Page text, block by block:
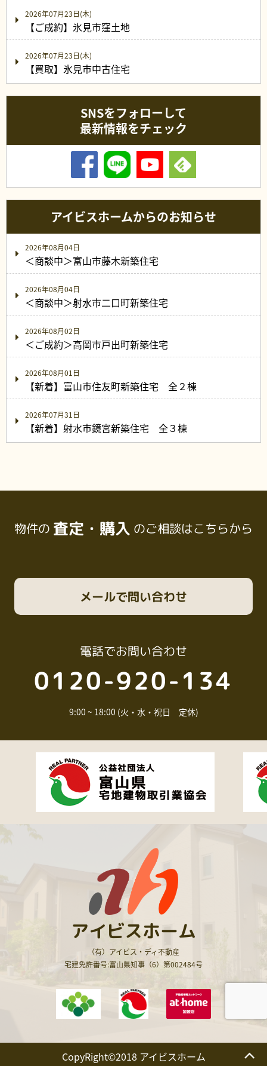
2026年07月23日(木)
【ご成約】氷見市窪土地
2026年07月23日(木)
【買取】氷見市中古住宅
SNSをフォローして
最新情報をチェック
アイビスホームからのお知らせ
2026年08月04日
＜商談中＞富山市藤木新築住宅
2026年08月04日
＜商談中＞射水市二口町新築住宅
2026年08月02日
＜ご成約＞高岡市戸出町新築住宅
2026年08月01日
【新着】富山市住友町新築住宅 全２棟
2026年07月31日
【新着】射水市鏡宮新築住宅 全３棟
物件の 査定・購入 のご相談はこちらから
電話でお問い合わせ
0120-920-134
9:00 ~ 18:00 (火・水・祝日 定休)
メールで問い合わせ
アイビスホーム
（有）アイビス・ディ不動産
宅建免許番号:富山県知事（6）第002484号
CopyRight©2018 アイビスホーム